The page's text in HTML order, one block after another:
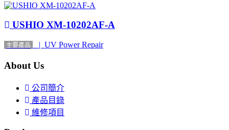
USHIO XM-10202AF-A
主要產品 | UV Power Repair
About Us
公司簡介
產品目錄
維修項目